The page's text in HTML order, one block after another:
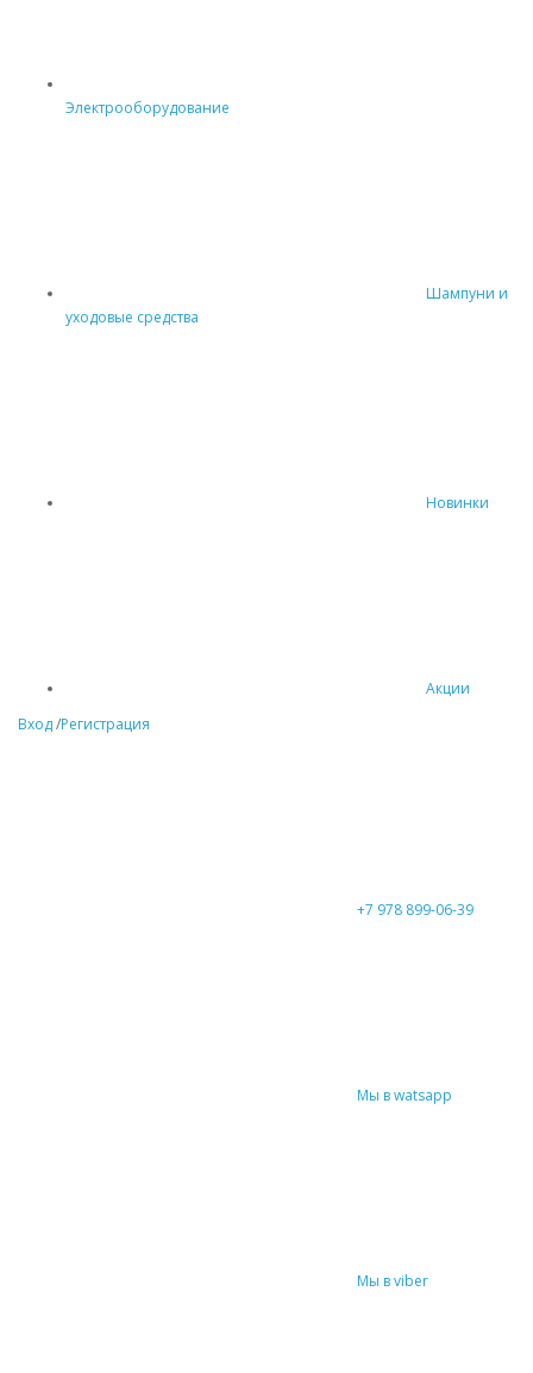
Электрооборудование
Шампуни и
уходовые средства
Новинки
Акции
Вход/Регистрация
+7 978 899-06-39
Мы в watsapp
Мы в viber